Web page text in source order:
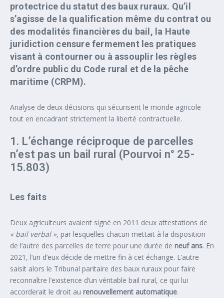
protectrice du statut des baux ruraux. Qu’il
s’agisse de la qualification même du contrat ou
des modalités financières du bail, la Haute
juridiction censure fermement les pratiques
visant à contourner ou à assouplir les règles
d’ordre public du Code rural et de la pêche
maritime (CRPM).
Analyse de deux décisions qui sécurisent le monde agricole
tout en encadrant strictement la liberté contractuelle.
1. L’échange réciproque de parcelles
n’est pas un bail rural (Pourvoi n° 25-
15.803)
Les faits
Deux agriculteurs avaient signé en 2011 deux attestations de
« bail verbal », par lesquelles chacun mettait à la disposition
de l’autre des parcelles de terre pour une durée de neuf ans. En
2021, l’un d’eux décide de mettre fin à cet échange. L’autre
saisit alors le Tribunal paritaire des baux ruraux pour faire
reconnaître l’existence d’un véritable bail rural, ce qui lui
accorderait le droit au renouvellement automatique.